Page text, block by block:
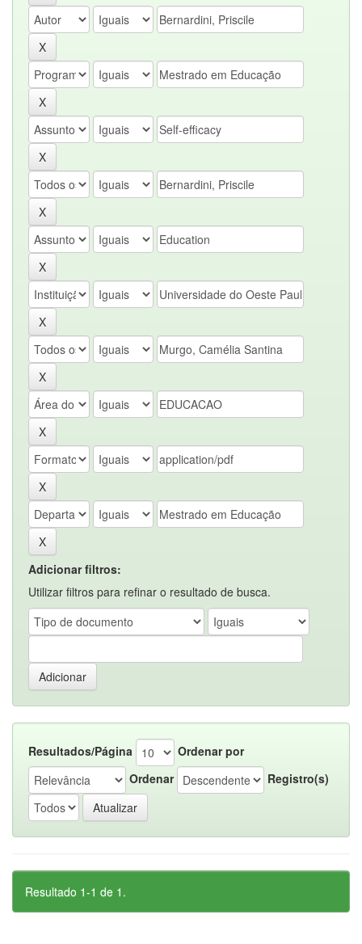
Adicionar filtros:
Utilizar filtros para refinar o resultado de busca.
Resultados/Página
Ordenar por
Ordenar
Registro(s)
Resultado 1-1 de 1.